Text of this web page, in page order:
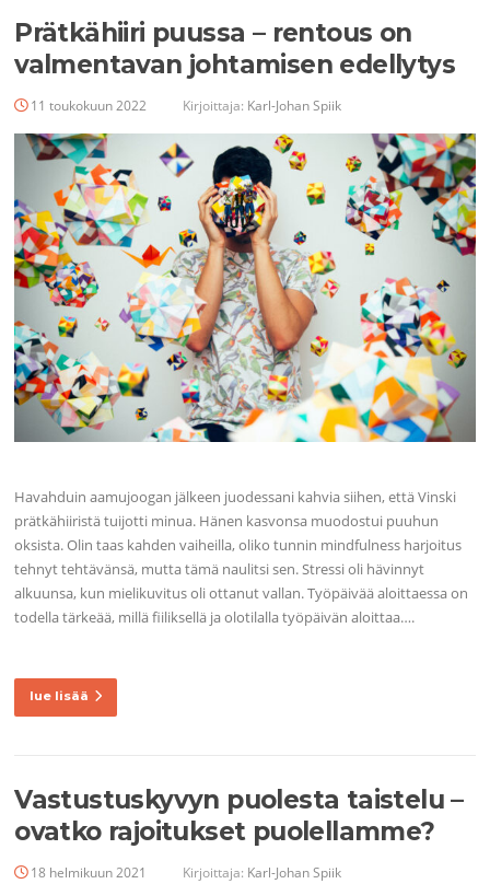
Prätkähiiri puussa – rentous on
valmentavan johtamisen edellytys
11 toukokuun 2022 Kirjoittaja: Karl-Johan Spiik
Havahduin aamujoogan jälkeen juodessani kahvia siihen, että Vinski
prätkähiiristä tuijotti minua. Hänen kasvonsa muodostui puuhun
oksista. Olin taas kahden vaiheilla, oliko tunnin mindfulness harjoitus
tehnyt tehtävänsä, mutta tämä naulitsi sen. Stressi oli hävinnyt
alkuunsa, kun mielikuvitus oli ottanut vallan. Työpäivää aloittaessa on
todella tärkeää, millä fiiliksellä ja olotilalla työpäivän aloittaa….
lue lisää
Vastustuskyvyn puolesta taistelu –
ovatko rajoitukset puolellamme?
18 helmikuun 2021 Kirjoittaja: Karl-Johan Spiik